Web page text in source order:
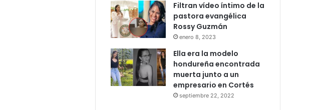
Filtran vídeo íntimo de la
pastora evangélica
Rossy Guzmán
enero 8, 2023
Ella era la modelo
hondureña encontrada
muerta junto a un
empresario en Cortés
septiembre 22, 2022